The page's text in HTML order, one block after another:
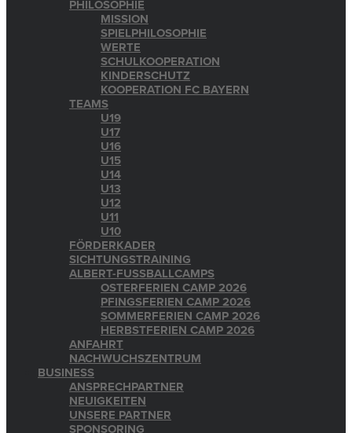
PHILOSOPHIE
MISSION
SPIELPHILOSOPHIE
WERTE
SCHULKOOPERATION
KINDERSCHUTZ
KOOPERATION FC BAYERN
TEAMS
U19
U17
U16
U15
U14
U13
U12
U11
U10
FÖRDERKADER
SICHTUNGSTRAINING
ALBERT-FUSSBALLCAMPS
OSTERFERIEN CAMP 2026
PFINGSFERIEN CAMP 2026
SOMMERFERIEN CAMP 2026
HERBSTFERIEN CAMP 2026
ANFAHRT
NACHWUCHSZENTRUM
BUSINESS
ANSPRECHPARTNER
NEUIGKEITEN
UNSERE PARTNER
SPONSORING